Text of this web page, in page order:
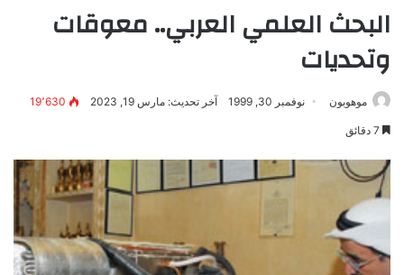
البحث العلمي العربي.. معوقات
وتحديات
موهوبون نوفمبر 30, 1999 آخر تحديث: مارس 19, 2023 19٬630